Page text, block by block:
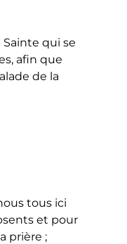
qui se
afin que
de la
tous ici
et pour
prière ;